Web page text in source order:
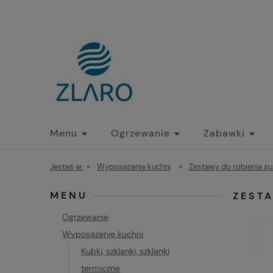
Menu Ogrzewanie Zabawki
Jesteś w: » Wyposażenie kuchni » Zestawy do robienia
MENU
Ogrzewanie
Wyposażenie kuchni
Kubki, szklanki, szklanki
termiczne